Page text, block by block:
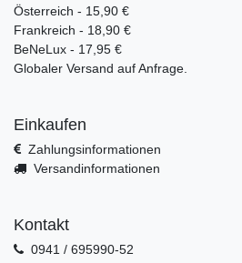
Österreich - 15,90 €
Frankreich - 18,90 €
BeNeLux - 17,95 €
Globaler Versand auf Anfrage.
Einkaufen
Zahlungsinformationen
Versandinformationen
Kontakt
0941 / 695990-52